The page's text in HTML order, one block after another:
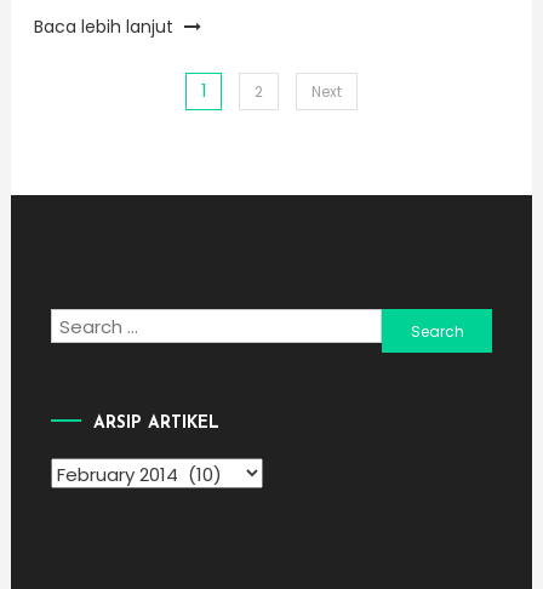
Baca lebih lanjut
1 2 Next
Search
for:
ARSIP ARTIKEL
Arsip